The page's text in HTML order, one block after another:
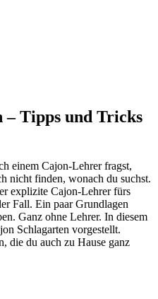
– Tipps und Tricks
einem Cajon-Lehrer fragst,
nicht finden, wonach du suchst.
explizite Cajon-Lehrer fürs
Fall. Ein paar Grundlagen
Ganz ohne Lehrer. In diesem
Schlagarten vorgestellt.
die du auch zu Hause ganz